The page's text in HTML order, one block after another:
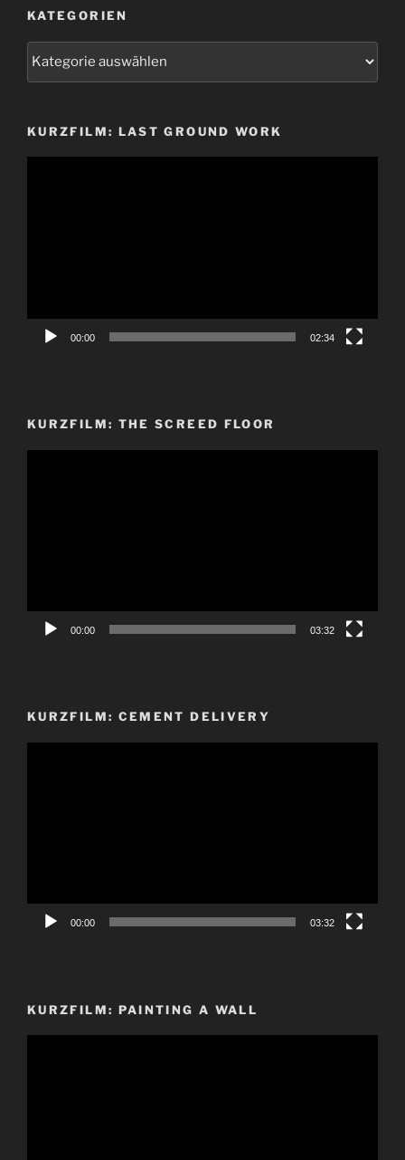
KATEGORIEN
KURZFILM: LAST GROUND WORK
00:00 02:34
KURZFILM: THE SCREED FLOOR
00:00 03:32
KURZFILM: CEMENT DELIVERY
00:00 03:32
KURZFILM: PAINTING A WALL